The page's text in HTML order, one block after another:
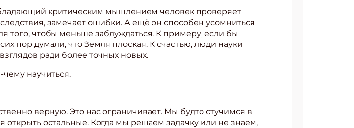
критическим мышлением человек проверяет
замечает ошибки. А ещё он способен усомниться
того, чтобы меньше заблуждаться. К примеру, если бы
пор думали, что Земля плоская. К счастью, люди науки
ради более точных новых.
научиться.
верную. Это нас ограничивает. Мы будто стучимся в
открыть остальные. Когда мы решаем задачку или не знаем,